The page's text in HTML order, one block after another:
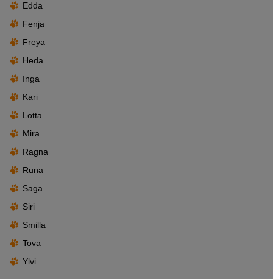
Edda
Fenja
Freya
Heda
Inga
Kari
Lotta
Mira
Ragna
Runa
Saga
Siri
Smilla
Tova
Ylvi